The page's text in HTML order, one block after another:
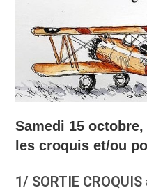
Samedi 15
les croquis et/ou
1/ SORTIE